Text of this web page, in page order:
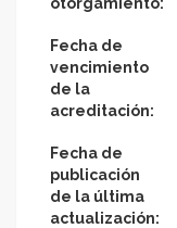
Fecha de
vencimiento
de la
acreditación:
Fecha de
publicación
de la última
actualización: